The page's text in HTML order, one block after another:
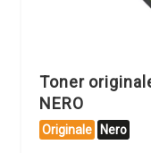
Toner
NERO
Originale Nero